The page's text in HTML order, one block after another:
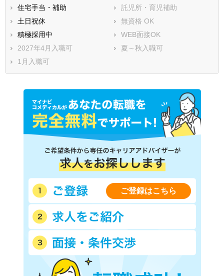
住宅手当・補助
託児所・育児補助
土日祝休
無資格 OK
積極採用中
WEB面接OK
2027年4月入職可
夏～秋入職可
1月入職可
ご登録はこちら